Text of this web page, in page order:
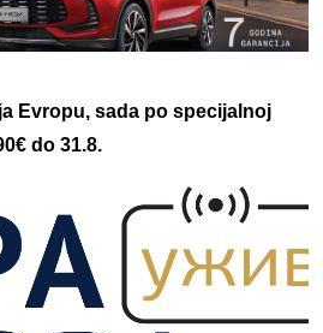
Evropu, sada po specijalnoj
do 31.8.